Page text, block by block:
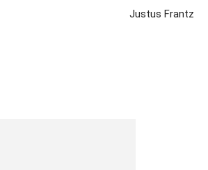
Justus Frantz